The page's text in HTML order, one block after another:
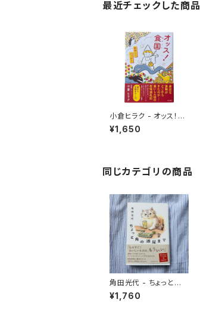
最近チェックした商品
小倉ヒラク - オッス！食
国 美味しいにっぽん
¥1,650
同じカテゴリの商品
角田光代 - ちょっと角
の酒屋まで
¥1,760